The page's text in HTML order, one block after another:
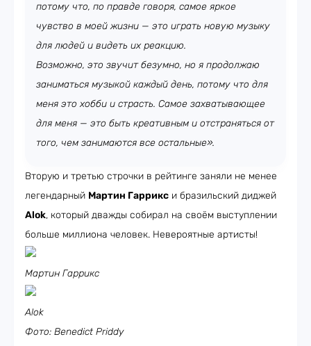
потому что, по правде говоря, самое яркое
чувство в моей жизни — это играть новую музыку
для людей и видеть их реакцию.
Возможно, это звучит безумно, но я продолжаю
заниматься музыкой каждый день, потому что для
меня это хобби и страсть. Самое захватывающее
для меня — это быть креативным и отстраняться от
того, чем занимаются все остальные».
Вторую и третью строчки в рейтинге заняли не менее
легендарный Мартин Гаррикс и бразильский диджей
Alok, который дважды собирал на своём выступлении
больше миллиона человек. Невероятные артисты!
Мартин Гаррикс
Alok
Фото: Benedict Priddy